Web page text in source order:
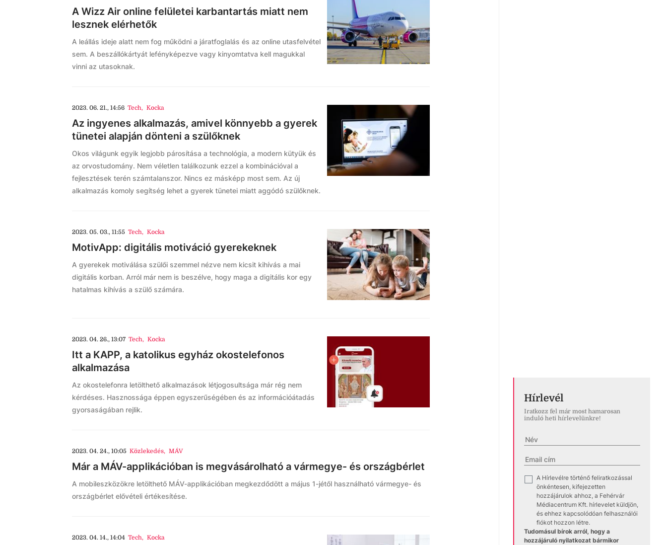
A Wizz Air online felületei karbantartás miatt nem
lesznek elérhetők
A leállás ideje alatt nem fog működni a járatfoglalás és az online utasfelvétel
sem. A beszállókártyát lefényképezve vagy kinyomtatva kell magukkal
vinni az utasoknak.
2023. 06. 21., 14:56 Tech, Kocka
Az ingyenes alkalmazás, amivel könnyebb a gyerek
tünetei alapján dönteni a szülőknek
Okos világunk egyik legjobb párosítása a technológia, a modern kütyük és
az orvostudomány. Nem véletlen találkozunk ezzel a kombinációval a
fejlesztések terén számtalanszor. Nincs ez másképp most sem. Az új
alkalmazás komoly segítség lehet a gyerek tünetei miatt aggódó szülőknek.
2023. 05. 03., 11:55 Tech, Kocka
MotivApp: digitális motiváció gyerekeknek
A gyerekek motiválása szülői szemmel nézve nem kicsit kihívás a mai
digitális korban. Arról már nem is beszélve, hogy maga a digitális kor egy
hatalmas kihívás a szülő számára.
2023. 04. 26., 13:07 Tech, Kocka
Itt a KAPP, a katolikus egyház okostelefonos
alkalmazása
Az okostelefonra letölthető alkalmazások létjogosultsága már rég nem
kérdéses. Hasznossága éppen egyszerűségében és az információátadás
gyorsaságában rejlik.
2023. 04. 24., 10:05 Közlekedés, MÁV
Már a MÁV-applikációban is megvásárolható a vármegye- és országbérlet
A mobileszközökre letölthető MÁV-applikációban megkezdődött a május 1-jétől használható vármegye- és
országbérlet elővételi értékesítése.
2023. 04. 14., 14:04 Tech, Kocka
Hírlevél
Iratkozz fel már most hamarosan
induló heti hírlevelünkre!
A Hírlevélre történő feliratkozással
önkéntesen, kifejezetten
hozzájárulok ahhoz, a Fehérvár
Médiacentrum Kft. hírlevelet küldjön,
és ehhez kapcsolódóan felhasználói
fiókot hozzon létre.
Tudomásul bírok arról, hogy a
hozzájáruló nyilatkozat bármikor